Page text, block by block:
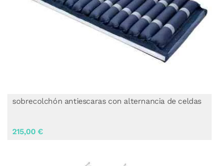
sobrecolchón antiescaras con alternancia de celdas
215,00 €